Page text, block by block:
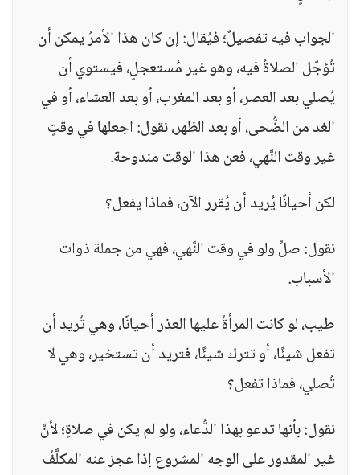
الجواب فيه تفصيلٌ؛ فيُقال: إن كان هذا الأمرُ يمكن أن
تُؤجّل الصلاةُ فيه، وهو غير مُستعجلٍ، فيستوي أن
يُصلي بعد العصر، أو بعد المغرب، أو بعد العشاء، أو في
الغد من الضُّحى، أو بعد الظهر، نقول: اجعلها في وقتٍ
غير وقت النَّهي، فعن هذا الوقت مندوحة.
لكن أحيانًا يُريد أن يُقرر الآن، فماذا يفعل؟
نقول: صلِّ ولو في وقت النَّهي، فهي من جملة ذوات
الأسباب.
طيب، لو كانت المرأةُ عليها العذر أحيانًا، وهي تُريد أن
تفعل شيئًا، أو تترك شيئًا، فتريد أن تستخير، وهي لا
تُصلي، فماذا تفعل؟
نقول: بأنها تدعو بهذا الدُّعاء، ولو لم يكن في صلاةٍ؛ لأنَّ
غير المقدور على الوجه المشروع إذا عجز عنه المكلَّفُ